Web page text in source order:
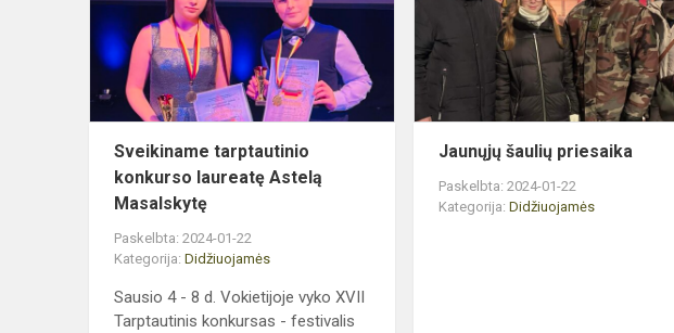
laureatę
Astelą
Masalskytę
Sveikiname tarptautinio
konkurso laureatę Astelą
Masalskytę
Paskelbta: 2024-01-22
Kategorija: Didžiuojamės
Sausio 4 - 8 d. Vokietijoje vyko XVII
Tarptautinis konkursas - festivalis
Jaunųjų šaulių priesaika
Paskelbta: 2024-01-22
Kategorija:Didžiuojamės